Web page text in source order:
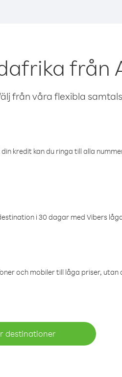
från
från våra flexibla
kredit kan du ringa till alla
i 30 dagar med Vibers
och mobiler till låga priser, utan
destinationer